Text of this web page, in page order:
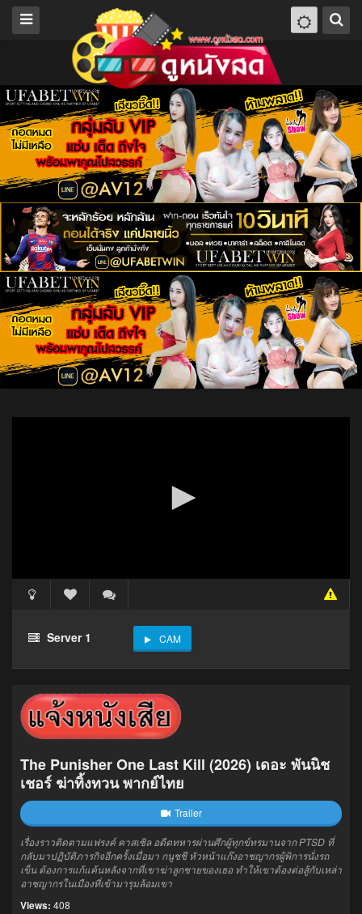
Server 1 CAM
The Punisher One Last Kill (2026) เดอะ พันนิช
เชอร์ ฆ่าทิ้งทวน พากย์ไทย
Trailer
เรื่องราวติดตามแฟรงค์ คาสเซิล อดีตทหารผ่านศึกผู้ทุกข์ทรมานจาก PTSD ที่
กลับมาปฏิบัติภารกิจอีกครั้งเมื่อมา กนูชชี หัวหน้าแก๊งอาชญากรผู้พิการนั่งรถ
เข็น ต้องการแก้แค้นหลังจากที่เขาฆ่าลูกชายของเธอ ทำให้เขาต้องต่อสู้กับเหล่า
อาชญากรในเมืองที่เข้ามารุมล้อมเขา
Views: 408